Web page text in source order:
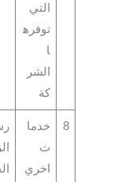
التي
توفره
ا
الشر
كة
8
خدما
ت
اخري